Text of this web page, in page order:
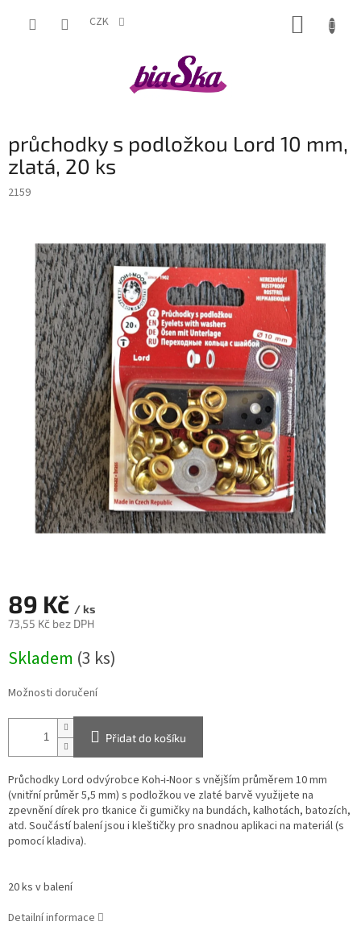
CZK
průchodky s podložkou Lord 10 mm,
zlatá, 20 ks
2159
89 Kč / ks
73,55 Kč bez DPH
cena:
Skladem (3 ks)
Možnosti doručení
Přidat do košíku
Průchodky Lord odvýrobce Koh-i-Noor s vnějším průměrem 10 mm
(vnitřní průměr 5,5 mm) s podložkou ve zlaté barvě využijete na
zpevnění dírek pro tkanice či gumičky na bundách, kalhotách, batozích,
atd. Součástí balení jsou i kleštičky pro snadnou aplikaci na materiál (s
pomocí kladiva).
20 ks v balení
Detailní informace